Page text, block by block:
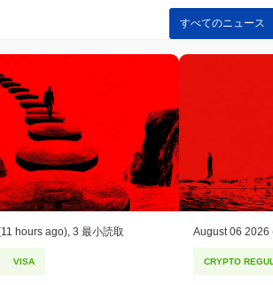
ッション、ゲーム、ライフスタイル産業の開発者
ために設計されており、彼らがユーザーエクス
させる分散型アプリケーションやデジタル資産
にしています。ソフトウェア開発キット
ケーションプログラミングインターフェース
的なソリューションの作成を促進するための
ソースを提供しています。 バリデーターや流動
次参加者は、ステーキングやガバナンスメカニ
し、ネットワークのセキュリティや意思決定プ
す。この協力的な環境は、ユーザーがデジタル
や資産を作成、取引、管理できる多様なエコシ
LUKSOの使命である物理的世界とデジタル世界
すべてのニュース
hours ago) 3 最小読取
VISA
August 06 2026
CRYPTO